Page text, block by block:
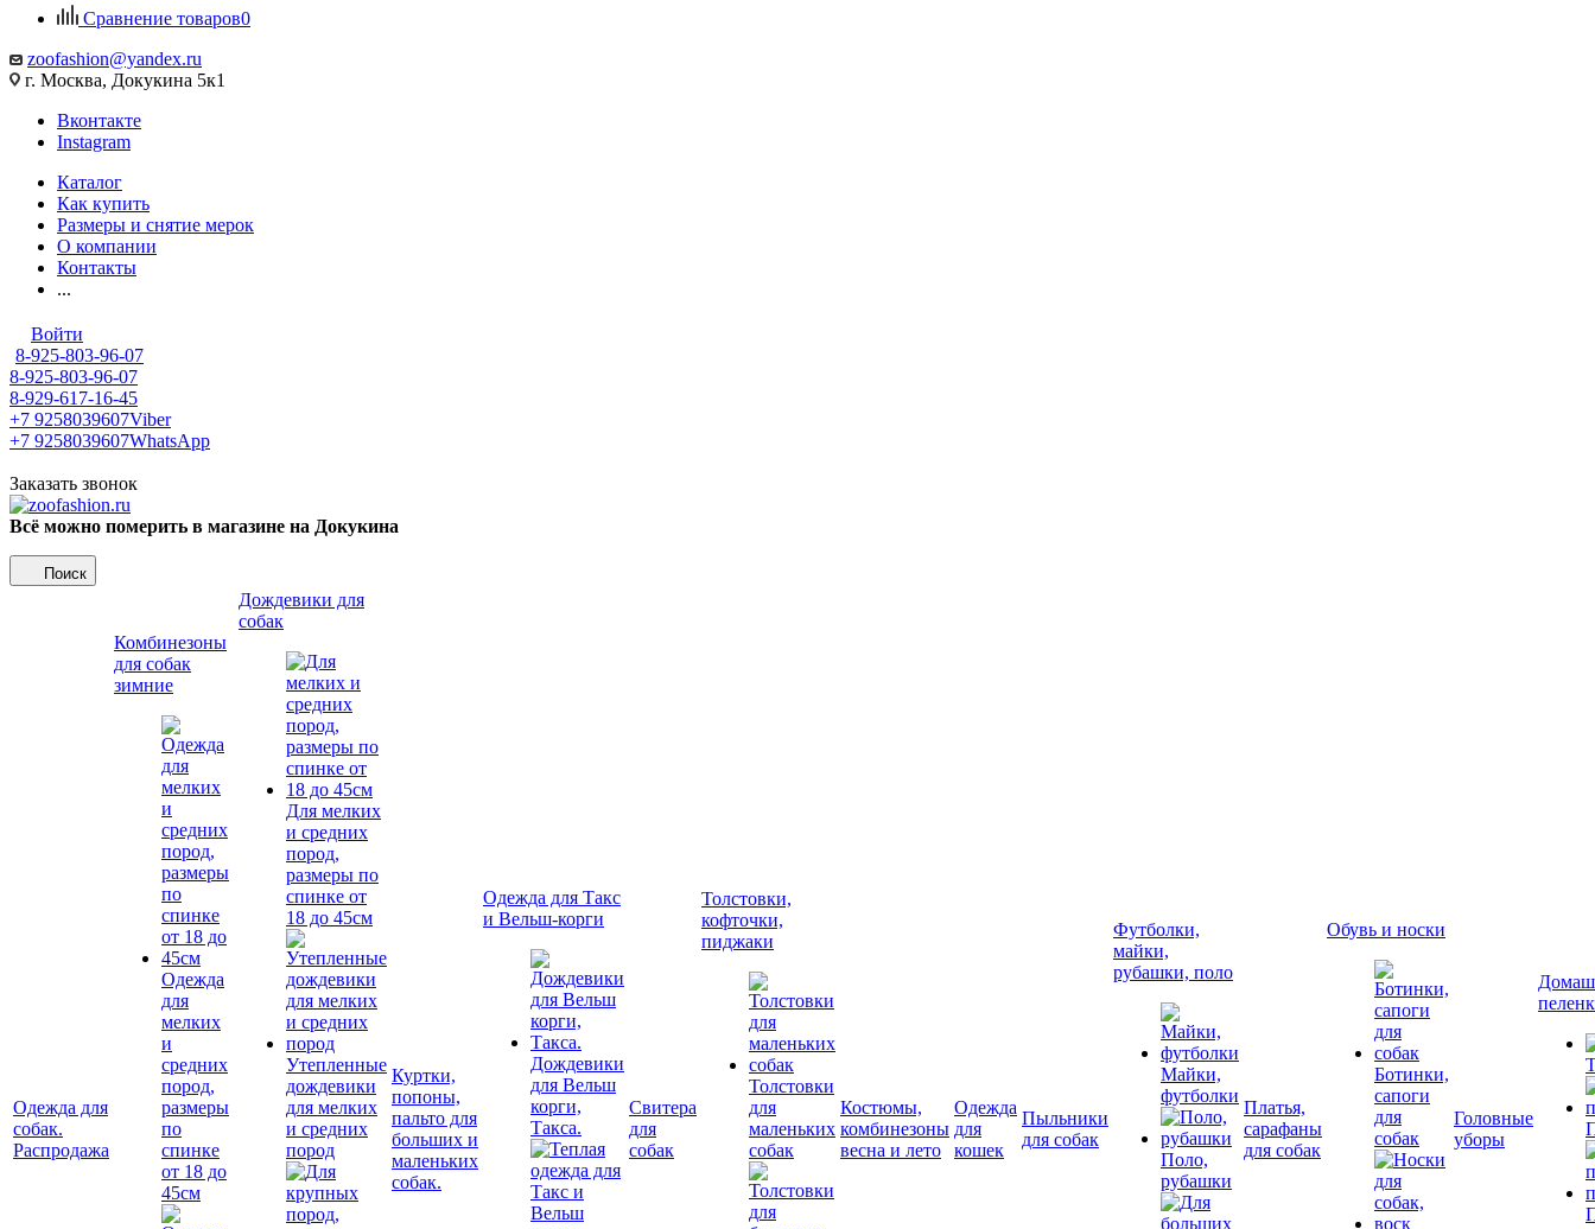
Сравнение товаров0
zoofashion@yandex.ru
г. Москва, Докукина 5к1
Вконтакте
Instagram
Каталог
Как купить
Размеры и снятие мерок
О компании
Контакты
...
Войти
8-925-803-96-07
8-925-803-96-07
8-929-617-16-45
+7 9258039607Viber
+7 9258039607WhatsApp
Заказать звонок
Всё можно померить в магазине на Докукина
Поиск
Одежда для
собак.
Распродажа
Комбинезоны
для собак
зимние
Одежда
для
мелких
и
средних
пород,
размеры
по
спинке
от 18 до
45см
Дождевики для
собак
Для мелких
и средних
пород,
размеры по
спинке от
18 до 45см
Утепленные
дождевики
для мелких
и средних
пород
Куртки,
попоны,
пальто для
больших и
маленьких
собак.
Одежда для Такс
и Вельш-корги
Дождевики
для Вельш
корги,
Такса.
Свитера
для
собак
Толстовки,
кофточки,
пиджаки
Толстовки
для
маленьких
собак
Костюмы,
комбинезоны
весна и лето
Одежда
для
кошек
Пыльники
для собак
Футболки,
майки,
рубашки, поло
Майки,
футболки
Поло,
рубашки
Платья,
сарафаны
для собак
Обувь и носки
Ботинки,
сапоги
для
собак
Головные
уборы